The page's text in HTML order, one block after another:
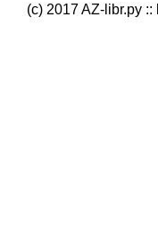
(c) 2017 AZ-libr.ру ::